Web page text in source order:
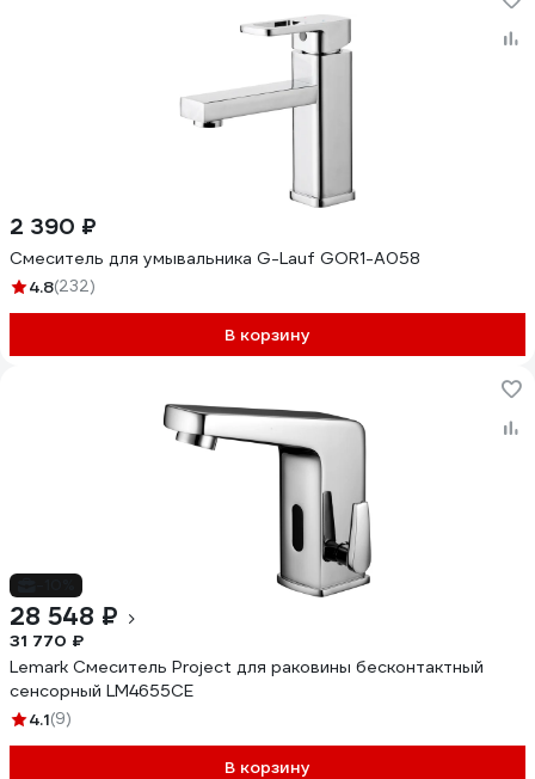
2 390 ₽
Смеситель для умывальника G-Lauf GOR1-A058
4.8(232)
В корзину
28 548 ₽
31 770 ₽
Lemark Смеситель Project для раковины бесконтактный
сенсорный LM4655CE
4.1(9)
В корзину